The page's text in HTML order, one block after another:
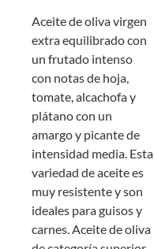
Aceite de oliva virgen
extra equilibrado con
un frutado intenso
con notas de hoja,
tomate, alcachofa y
plátano con un
amargo y picante de
intensidad media. Esta
variedad de aceite es
muy resistente y son
ideales para guisos y
carnes. Aceite de oliva